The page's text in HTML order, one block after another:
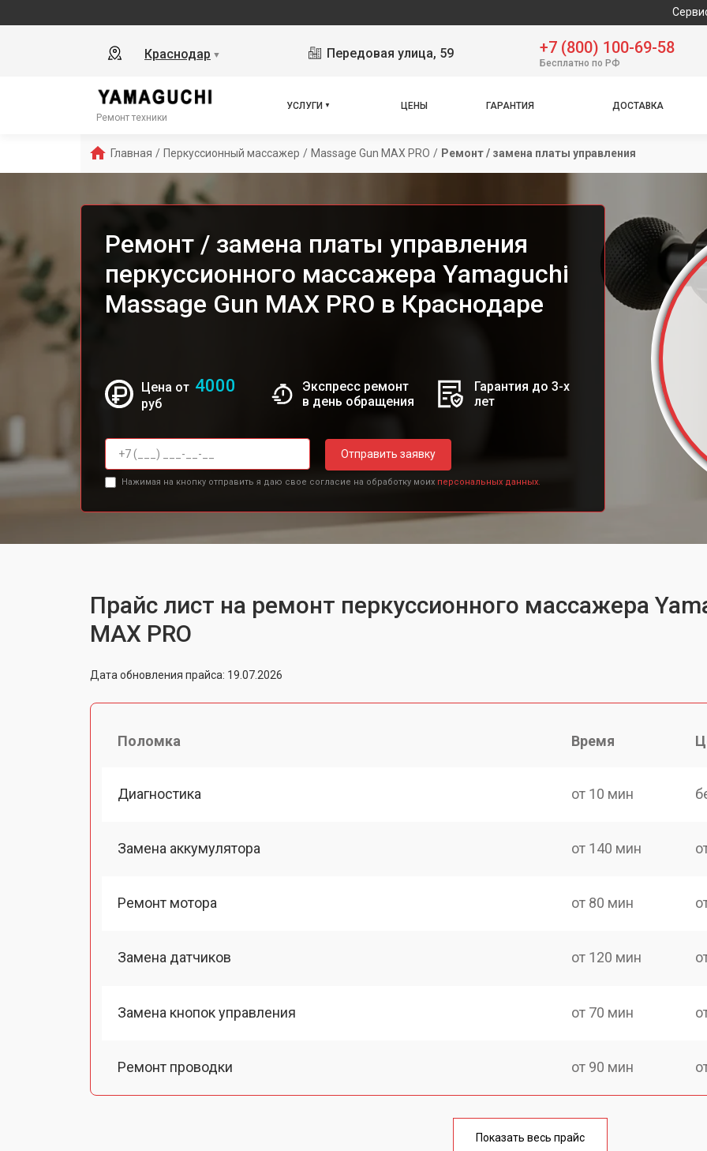
Сервисный
Краснодар ▼ Передовая улица, 59 +7 (800) 100-69-58
Бесплатно по РФ
Ремонт техники
УСЛУГИ ЦЕНЫ ГАРАНТИЯ ДОСТАВКА
Главная / Перкуссионный массажер / Massage Gun MAX PRO / Ремонт / замена платы управления
Ремонт / замена платы управления
перкуссионного массажера Yamaguchi
Massage Gun MAX PRO в Краснодаре
Цена от 4000
руб
Экспресс ремонт
в день обращения
Гарантия до 3-х
лет
Отправить заявку
Нажимая на кнопку отправить я даю свое согласие на обработку моих персональных данных.
Прайс лист на ремонт перкуссионного массажера
MAX PRO
Дата обновления прайса: 19.07.2026
Поломка Время
Диагностика от 10 мин
Замена аккумулятора от 140 мин
Ремонт мотора от 80 мин
Замена датчиков от 120 мин
Замена кнопок управления от 70 мин
Ремонт проводки от 90 мин
от 80 мин
Показать весь прайс